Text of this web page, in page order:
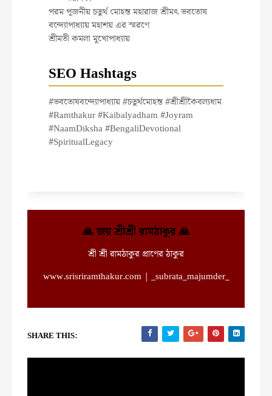
পরম পূজনীয় চতুর্থ মোহন্ত মহারাজ শ্রীমৎ ভবতোষ
বন্দ্যোপাধ্যায় মহাশয় এর স্মরণে
শ্রীমতী কমলা মুখোপাধ্যায়
SEO Hashtags
#ভবতোষবন্দ্যোপাধ্যায় #চতুর্থমোহন্ত #শ্রীশ্রীকৈবল্যধাম
#Ramthakur #Kaibalyadham #Joyram
#NaamDiksha #BengaliDevotional
#SpiritualLegacy
🙏 জয় শ্রীশ্রী রামঠাকুর 🙏
শ্রী শ্রী রামঠাকুর প্রাণের ঠাকুর
www.srisriramthakur.com | _subrata_majumder_
SHARE THIS: